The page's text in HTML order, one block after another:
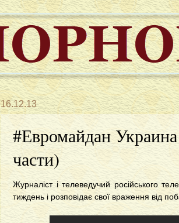
16.12.13
#Евромайдан
части)
Журналіст і телеведучий російського
тиждень і розповідає свої враження від